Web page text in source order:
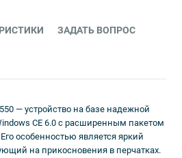
ЗАДАТЬ ВОПРОС
— устройство на базе надежной
CE 6.0 c расширенным пакетом
особенностью является яркий
на прикосновения в перчатках.